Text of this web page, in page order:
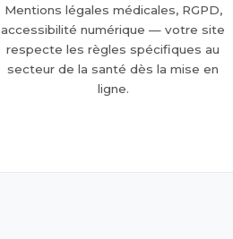
Mentions légales médicales, RGPD,
accessibilité numérique — votre site
respecte les règles spécifiques au
secteur de la santé dès la mise en
ligne.